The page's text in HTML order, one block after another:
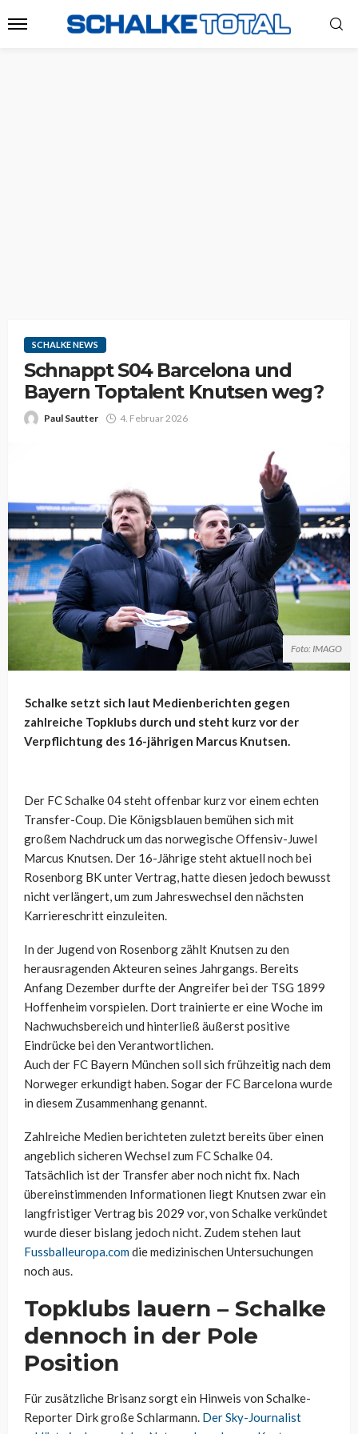
SCHALKE NEWS
Schnappt S04 Barcelona und
Bayern Toptalent Knutsen weg?
Paul Sautter 4. Februar 2026
Foto: IMAGO
Schalke setzt sich laut Medienberichten gegen
zahlreiche Topklubs durch und steht kurz vor der
Verpflichtung des 16-jährigen Marcus Knutsen.
Der FC Schalke 04 steht offenbar kurz vor einem echten
Transfer-Coup. Die Königsblauen bemühen sich mit
großem Nachdruck um das norwegische Offensiv-Juwel
Marcus Knutsen. Der 16-Jährige steht aktuell noch bei
Rosenborg BK unter Vertrag, hatte diesen jedoch bewusst
nicht verlängert, um zum Jahreswechsel den nächsten
Karriereschritt einzuleiten.
In der Jugend von Rosenborg zählt Knutsen zu den
herausragenden Akteuren seines Jahrgangs. Bereits
Anfang Dezember durfte der Angreifer bei der TSG 1899
Hoffenheim vorspielen. Dort trainierte er eine Woche im
Nachwuchsbereich und hinterließ äußerst positive
Eindrücke bei den Verantwortlichen.
Auch der FC Bayern München soll sich frühzeitig nach dem
Norweger erkundigt haben. Sogar der FC Barcelona wurde
in diesem Zusammenhang genannt.
Zahlreiche Medien berichteten zuletzt bereits über einen
angeblich sicheren Wechsel zum FC Schalke 04.
Tatsächlich ist der Transfer aber noch nicht fix. Nach
übereinstimmenden Informationen liegt Knutsen zwar ein
langfristiger Vertrag bis 2029 vor, von Schalke verkündet
wurde dieser bislang jedoch nicht. Zudem stehen laut
Fussballeuropa.comdie medizinischen Untersuchungen
noch aus.
Topklubs lauern – Schalke
dennoch in der Pole
Position
Für zusätzliche Brisanz sorgt ein Hinweis von Schalke-
Reporter Dirk große Schlarmann. Der Sky-Journalist